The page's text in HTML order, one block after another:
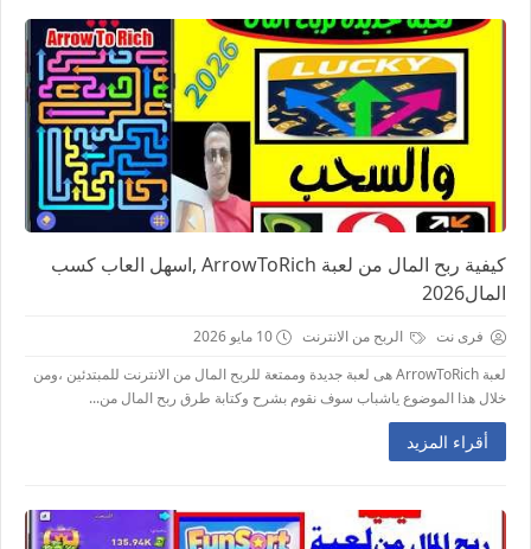
كيفية ربح المال من لعبة ArrowToRich ,اسهل العاب كسب
المال2026
فرى نت الربح من الانترنت
10 مايو 2026
لعبة ArrowToRich هى لعبة جديدة وممتعة للربح المال من الانترنت للمبتدئين ،ومن
خلال هذا الموضوع ياشباب سوف نقوم بشرح وكتابة طرق ربح المال من...
أقراء المزيد